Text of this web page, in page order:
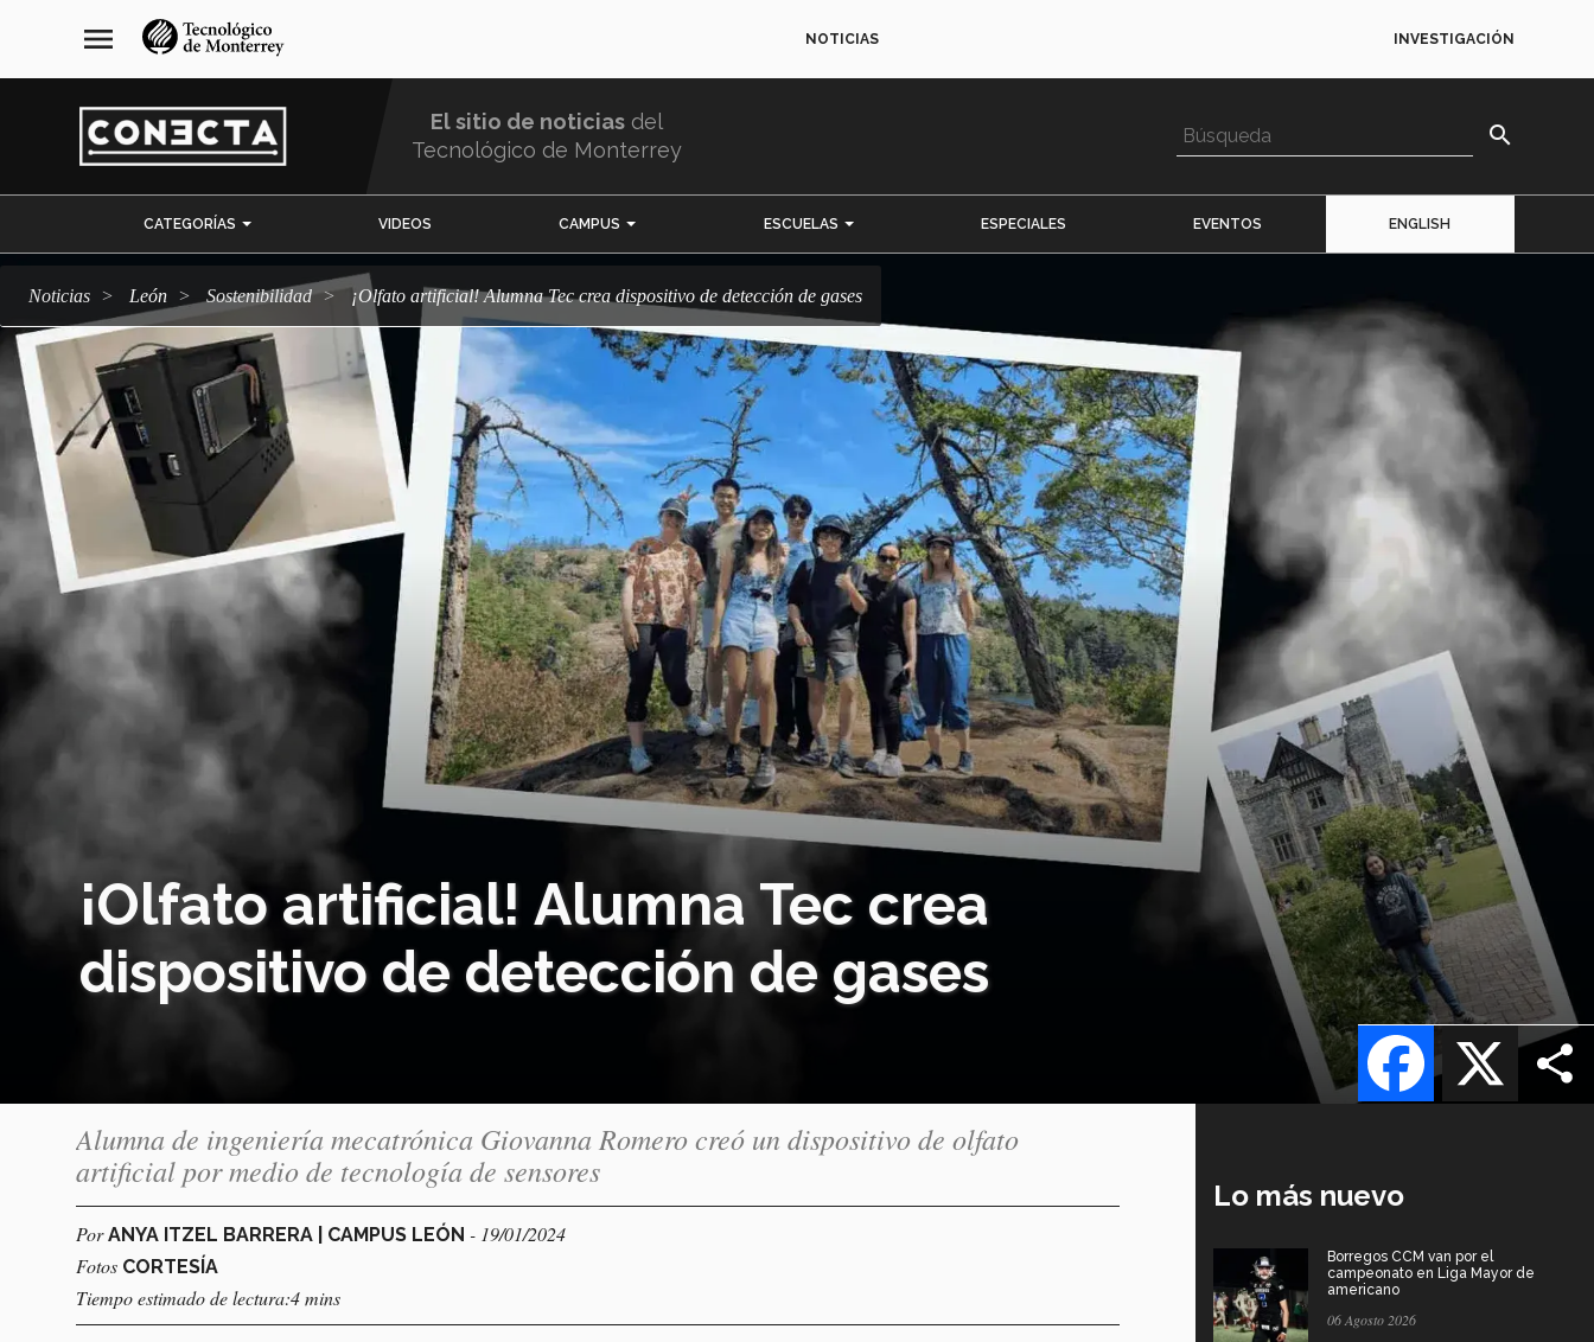
navegación
principal
menu NOTICIAS INVESTIGACIÓN
El sitio de noticias del
Tecnológico de Monterrey
search
CATEGORÍAS VIDEOS CAMPUS ESCUELAS ESPECIALES EVENTOS ENGLISH
Noticias León sostenibilidad ¡Olfato artificial! Alumna Tec crea dispositivo de detección de gases
¡Olfato artificial! Alumna Tec crea
dispositivo de detección de gases
X
Facebook
Alumna de ingeniería mecatrónica Giovanna Romero creó un dispositivo de olfato
artificial por medio de tecnología de sensores
PorANYA ITZEL BARRERA | CAMPUS LEÓN - 19/01/2024
Fotos CORTESÍA
Tiempo estimado de lectura:4 mins
Lo más nuevo
Borregos CCM van por el
campeonato en Liga Mayor de
americano
06 Agosto 2026